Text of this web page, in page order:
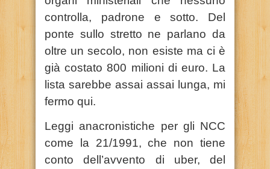
controlla, padrone e sotto. Del
ponte sullo stretto ne parlano da
oltre un secolo, non esiste ma ci è
già costato 800 milioni di euro. La
lista sarebbe assai assai lunga, mi
fermo qui.
Leggi anacronistiche per gli NCC
come la 21/1991, che non tiene
conto dell’avvento di uber, del